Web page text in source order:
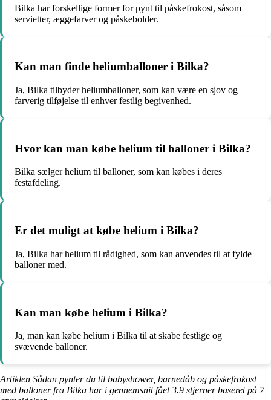
Bilka har forskellige former for pynt til påskefrokost, såsom
servietter, æggefarver og påskebolder.
Kan man finde heliumballoner i Bilka?
Ja, Bilka tilbyder heliumballoner, som kan være en sjov og
farverig tilføjelse til enhver festlig begivenhed.
Hvor kan man købe helium til balloner i Bilka?
Bilka sælger helium til balloner, som kan købes i deres
festafdeling.
Er det muligt at købe helium i Bilka?
Ja, Bilka har helium til rådighed, som kan anvendes til at fylde
balloner med.
Kan man købe helium i Bilka?
Ja, man kan købe helium i Bilka til at skabe festlige og
svævende balloner.
Artiklen Sådan pynter du til babyshower, barnedåb og påskefrokost
med balloner fra Bilka har i gennemsnit fået3.9 stjerner baseret på 7